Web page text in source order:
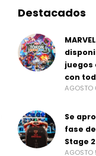
Destacados
juegos
con
Se
fase
Stage 2